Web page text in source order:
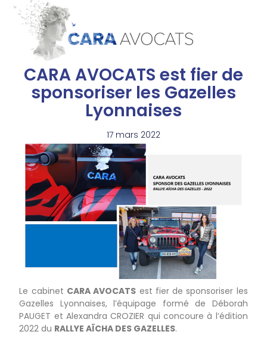
CARA AVOCATS est fier de
sponsoriser les Gazelles
Lyonnaises
17 mars 2022
Le cabinet CARA AVOCATS est fier de sponsoriser les
Gazelles Lyonnaises, l’équipage formé de Déborah
PAUGET et Alexandra CROZIER qui concoure à l’édition
2022 du RALLYE AÏCHA DES GAZELLES.